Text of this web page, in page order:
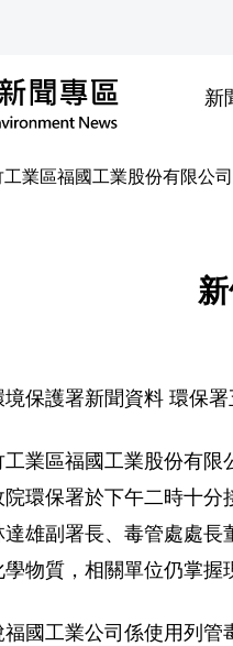
專區
新
工業區福國工業股份有限公
境保護署新聞資料 環保
工業區福國工業股份有
院環保署於下午二時十
達雄副署長、毒管處處
物質，相關單位仍掌握
福國工業公司係使用列